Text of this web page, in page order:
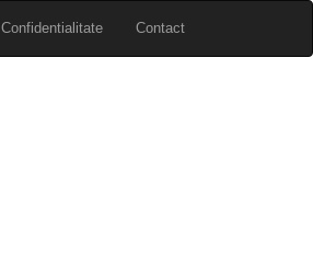
Confidentialitate Contact